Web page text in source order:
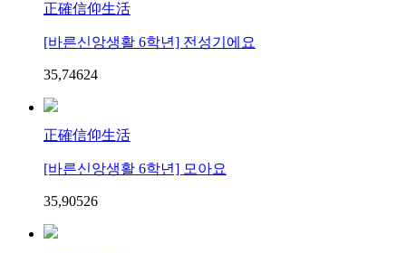
正確信仰生活
[바른신앙생활 6학년] 전성기에요
35,74624
正確信仰生活
[바른신앙생활 6학년] 모아요
35,90526